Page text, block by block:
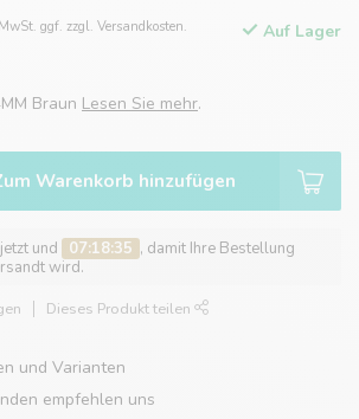
ggf. zzgl. Versandkosten.
Auf Lager
Braun Lesen Sie mehr.
Warenkorb hinzufügen
und 07:18:35 , damit Ihre Bestellung
wird.
Dieses Produkt teilen
und Varianten
empfehlen uns